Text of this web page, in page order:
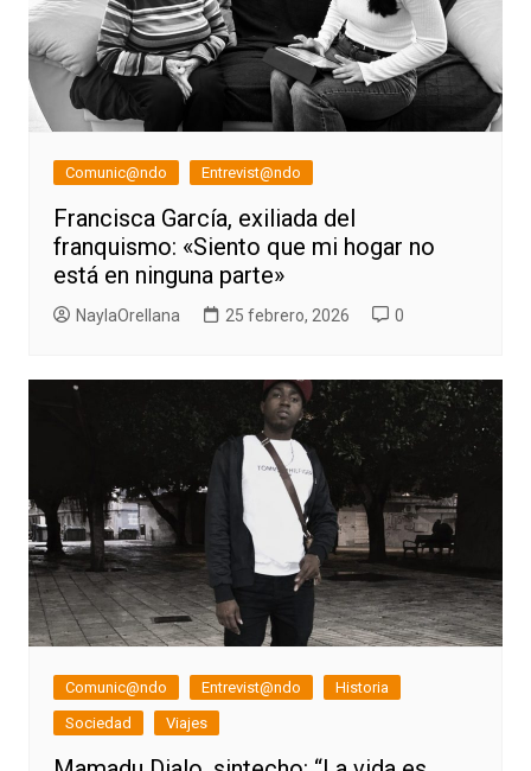
Comunic@ndo Entrevist@ndo
Francisca García, exiliada del
franquismo: «Siento que mi hogar no
está en ninguna parte»
NaylaOrellana 25 febrero, 2026 0
Comunic@ndo Entrevist@ndo
Historia
Sociedad
Viajes